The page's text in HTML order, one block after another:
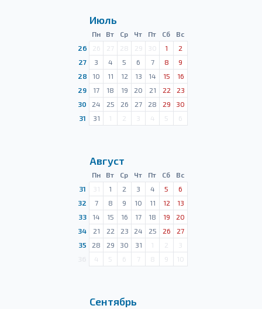
Июль
Пн Вт Ср Чт Пт Сб
Вс
26
26 27 28 29 30 1
2
27
3 4 5 6 7 8
9
28
10 11 12 13 14 15
16
29
17 18 19 20 21 22
23
30
24 25 26 27 28 29
30
31
31 1 2 3 4 5 6
Август
Пн Вт Ср Чт Пт Сб
Вс
31
31 1 2 3 4 5
6
32
7 8 9 10 11 12
13
33
14 15 16 17 18 19
20
34
21 22 23 24 25 26
27
35
28 29 30 31 1 2
3
4 5 6 7 8 9 10
Сентябрь